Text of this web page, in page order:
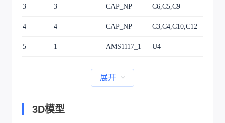
3 3 CAP_NP C6,C5,C9
4 4 CAP_NP C3,C4,C10,C12
5 1 AMS1117_1 U4
展开
3D模型